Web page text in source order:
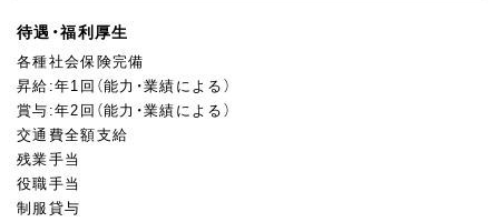
待遇・福利厚生
各種社会保険完備
昇給:年1回（能力・業績による）
賞与:年2回（能力・業績による）
交通費全額支給
残業手当
役職手当
制服貸与